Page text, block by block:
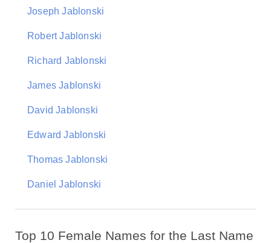
Joseph Jablonski
Robert Jablonski
Richard Jablonski
James Jablonski
David Jablonski
Edward Jablonski
Thomas Jablonski
Daniel Jablonski
Top 10 Female Names for the Last Name